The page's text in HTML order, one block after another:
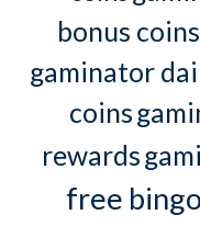
bonus coins
gaminator
coins
rewards
free